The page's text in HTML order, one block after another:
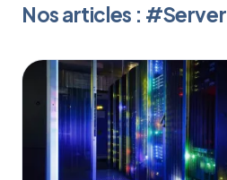
Nos articles : #Server